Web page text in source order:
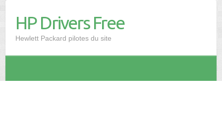
HP Drivers Free
Hewlett Packard pilotes du site